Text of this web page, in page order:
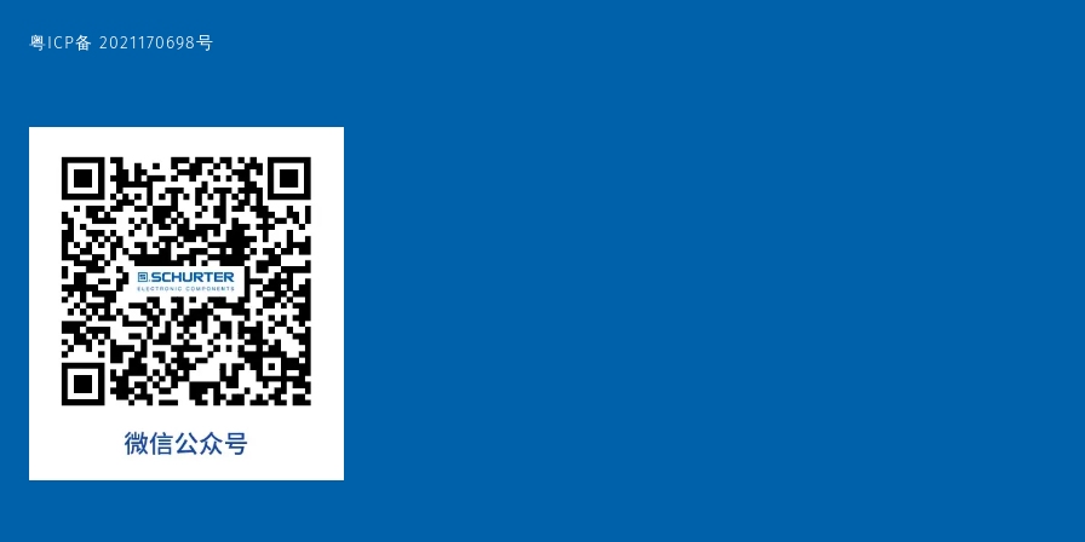
粤ICP备 2021170698号